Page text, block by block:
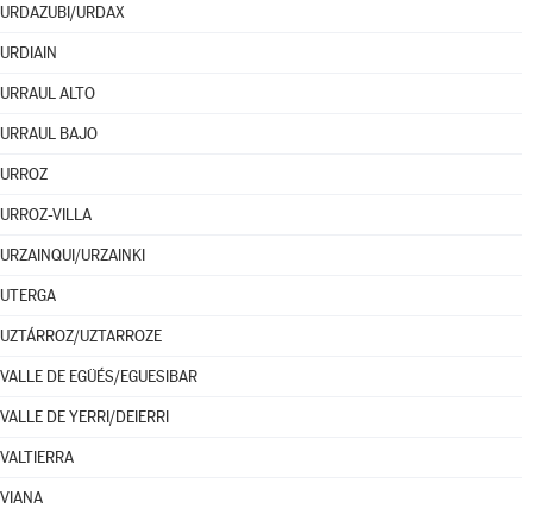
URDAZUBI/URDAX
URDIAIN
URRAUL ALTO
URRAUL BAJO
URROZ
URROZ-VILLA
URZAINQUI/URZAINKI
UTERGA
UZTÁRROZ/UZTARROZE
VALLE DE EGÜÉS/EGUESIBAR
VALLE DE YERRI/DEIERRI
VALTIERRA
VIANA